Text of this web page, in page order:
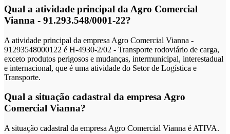
Qual a atividade principal da Agro Comercial
Vianna - 91.293.548/0001-22?
A atividade principal da empresa Agro Comercial Vianna -
91293548000122 é H-4930-2/02 - Transporte rodoviário de carga,
exceto produtos perigosos e mudanças, intermunicipal, interestadual
e internacional, que é uma atividade do Setor de Logística e
Transporte.
Qual a situação cadastral da empresa Agro
Comercial Vianna?
A situação cadastral da empresa Agro Comercial Vianna é ATIVA.